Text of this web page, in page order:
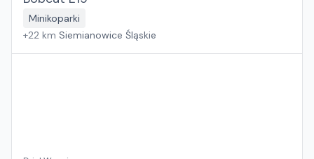
Minikoparki
+22 km Siemianowice Śląskie